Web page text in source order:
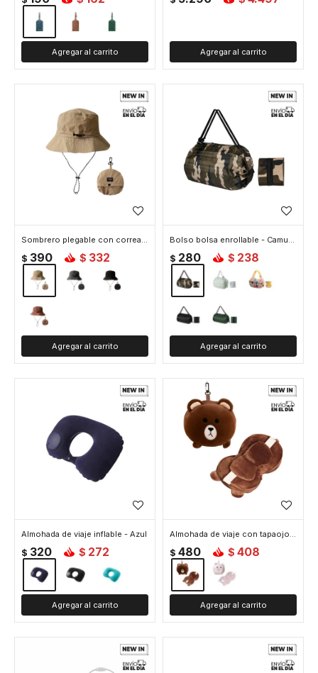
Sombrero plegable con correa ajustable y bolsa desmontable - Beige
$ 390 $ 332
Bolso bolsa enrollable - Camuflado
$ 280 $ 238
Almohada de viaje inflable - Azul
$ 320 $ 272
Almohada de viaje con tapaojos animalitos - Marron
$ 480 $ 408